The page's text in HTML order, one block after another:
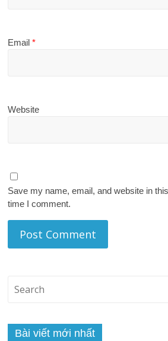
Email*
Website
Save my name, email, and website in
time I comment.
Bài viết mới nhất